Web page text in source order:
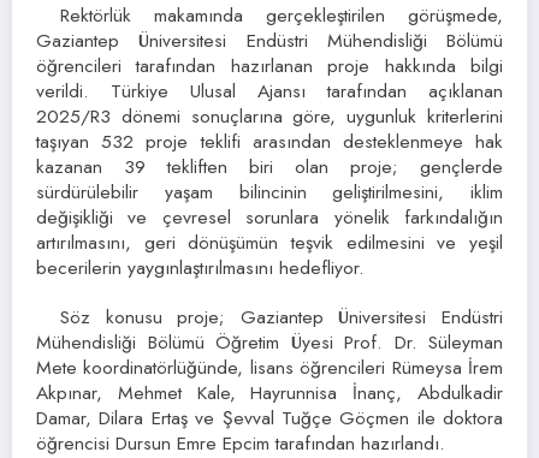
Rektörlük makamında gerçekleştirilen görüşmede,
Gaziantep Üniversitesi Endüstri Mühendisliği Bölümü
öğrencileri tarafından hazırlanan proje hakkında bilgi
verildi. Türkiye Ulusal Ajansı tarafından açıklanan
2025/R3 dönemi sonuçlarına göre, uygunluk kriterlerini
taşıyan 532 proje teklifi arasından desteklenmeye hak
kazanan 39 tekliften biri olan proje; gençlerde
sürdürülebilir yaşam bilincinin geliştirilmesini, iklim
değişikliği ve çevresel sorunlara yönelik farkındalığın
artırılmasını, geri dönüşümün teşvik edilmesini ve yeşil
becerilerin yaygınlaştırılmasını hedefliyor.
Söz konusu proje; Gaziantep Üniversitesi Endüstri
Mühendisliği Bölümü Öğretim Üyesi Prof. Dr. Süleyman
Mete koordinatörlüğünde, lisans öğrencileri Rümeysa İrem
Akpınar, Mehmet Kale, Hayrunnisa İnanç, Abdulkadir
Damar, Dilara Ertaş ve Şevval Tuğçe Göçmen ile doktora
öğrencisi Dursun Emre Epcim tarafından hazırlandı.